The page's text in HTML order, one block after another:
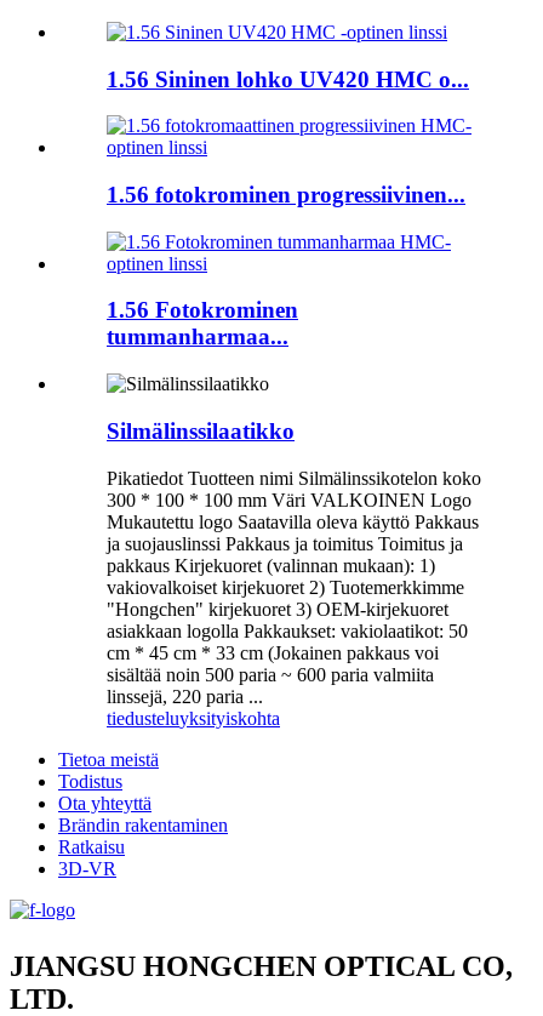
1.56 Sininen lohko UV420 HMC o...
1.56 fotokrominen progressiivinen...
1.56 Fotokrominen
tummanharmaa...
Silmälinssilaatikko
Pikatiedot Tuotteen nimi Silmälinssikotelon koko
300 * 100 * 100 mm Väri VALKOINEN Logo
Mukautettu logo Saatavilla oleva käyttö Pakkaus
ja suojauslinssi Pakkaus ja toimitus Toimitus ja
pakkaus Kirjekuoret (valinnan mukaan): 1)
vakiovalkoiset kirjekuoret 2) Tuotemerkkimme
"Hongchen" kirjekuoret 3) OEM-kirjekuoret
asiakkaan logolla Pakkaukset: vakiolaatikot: 50
cm * 45 cm * 33 cm (Jokainen pakkaus voi
sisältää noin 500 paria ~ 600 paria valmiita
linssejä, 220 paria ...
tiedusteluyksityiskohta
Tietoa meistä
Todistus
Ota yhteyttä
Brändin rakentaminen
Ratkaisu
3D-VR
JIANGSU HONGCHEN OPTICAL CO,
LTD.